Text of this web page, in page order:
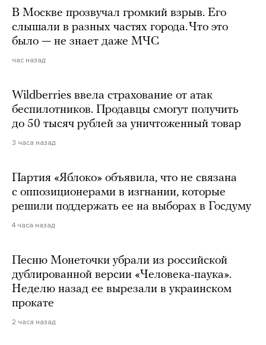
В Москве прозвучал громкий взрыв. Его
слышали в разных частях города. Что это
было — не знает даже МЧС
час назад
Wildberries ввела страхование от атак
беспилотников. Продавцы смогут получить
до 50 тысяч рублей за уничтоженный товар
3 часа назад
Партия «Яблоко» объявила, что не связана
с оппозиционерами в изгнании, которые
решили поддержать ее на выборах в Госдуму
4 часа назад
Песню Монеточки убрали из российской
дублированной версии «Человека-паука».
Неделю назад ее вырезали в украинском
прокате
2 часа назад